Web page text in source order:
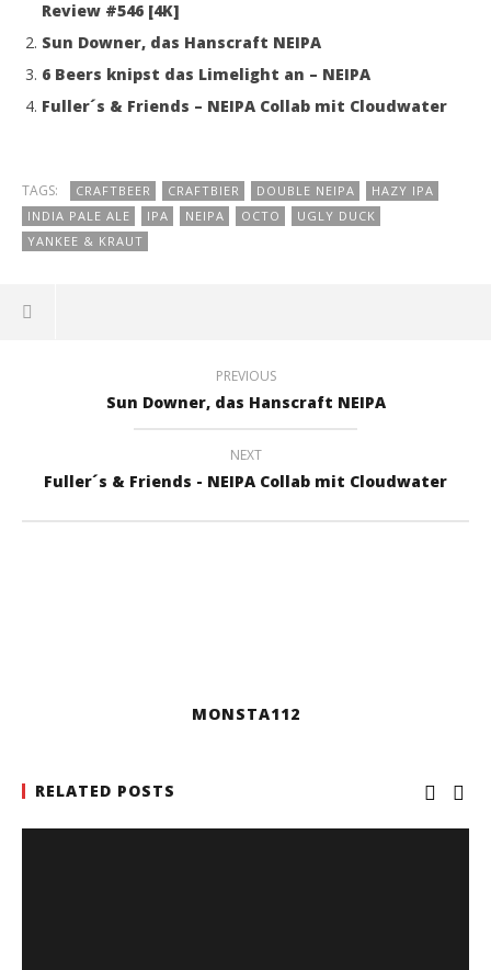
Review #546 [4K]
Sun Downer, das Hanscraft NEIPA
6 Beers knipst das Limelight an – NEIPA
Fuller´s & Friends – NEIPA Collab mit Cloudwater
TAGS: CRAFTBEER CRAFTBIER DOUBLE NEIPA
HAZY IPA
INDIA PALE ALE
IPA NEIPA OCTO
UGLY DUCK
YANKEE & KRAUT
PREVIOUS
Sun Downer, das Hanscraft NEIPA
NEXT
Fuller´s & Friends - NEIPA Collab mit Cloudwater
MONSTA112
RELATED POSTS